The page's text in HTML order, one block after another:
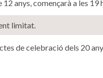
anys, començarà a les 19
limitat.
de celebració dels 20